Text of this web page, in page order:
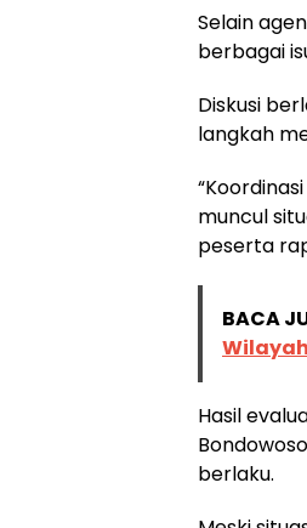
Selain
berbagai
Diskusi
langkah
muncul
peserta
BACA
Hasil
berlaku.